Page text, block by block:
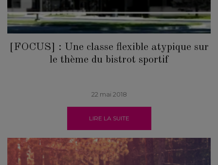
[FOCUS] : Une classe flexible atypique sur
le thème du bistrot sportif
22 mai 2018
LIRE LA SUITE